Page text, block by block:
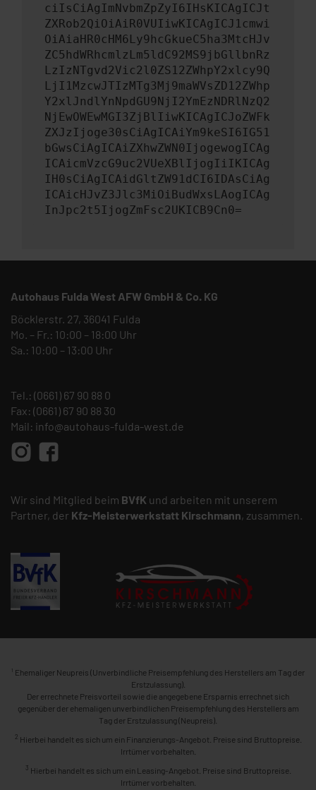
ciIsCiAgImNvbmZpZyI6IHsKICAgICJt
ZXRob2QiOiAiR0VUIiwKICAgICJ1cmwi
OiAiaHR0cHM6Ly9hcGkueC5ha3MtcHJv
ZC5hdWRhcmlzLm5ldC92MS9jbGllbnRz
LzIzNTgvd2Vic2l0ZS12ZWhpY2xlcy9Q
LjI1MzcwJTIzMTg3Mj9maWVsZD12ZWhp
Y2xlJndlYnNpdGU9NjI2YmEzNDRlNzQ2
NjEwOWEwMGI3ZjBlIiwKICAgICJoZWFk
ZXJzIjoge30sCiAgICAiYm9keSI6IG51
bGwsCiAgICAiZXhwZWN0IjogewogICAg
ICAicmVzcG9uc2VUeXBlIjogIiIKICAg
IH0sCiAgICAidGltZW91dCI6IDAsCiAg
ICAicHJvZ3Jlc3MiOiBudWxsLAogICAg
InJpc2t5IjogZmFsc2UKICB9Cn0=
Autohaus Fulda West AFW GmbH & Co. KG
Böcklerstr. 27, 36041 Fulda
Mo. – Fr.: 10:00 – 18:00 Uhr
Sa.: 10:00 – 13:00 Uhr
Tel.: (0661) 67 90 88 0
Fax: (0661) 67 90 88 30
Mail: info@autohaus-fulda-west.de
Wir sind Mitglied beim BVfK und arbeiten mit unserem
Partner, der Kfz-Meisterwerkstatt Kirschmann, zusammen.
1 Ehemaliger Neupreis (Unverbindliche Preisempfehlung des Herstellers am Tag der
Erstzulassung).
Der errechnete Preisvorteil sowie die angegebene Ersparnis errechnet sich
gegenüber der ehemaligen unverbindlichen Preisempfehlung des Herstellers am
Tag der Erstzulassung (Neupreis).
2 Hierbei handelt es sich um ein Finanzierungs-Angebot. Preise sind Bruttopreise.
Irrtümer vorbehalten.
3 Hierbei handelt es sich um ein Leasing-Angebot. Preise sind Bruttopreise.
Irrtümer vorbehalten.